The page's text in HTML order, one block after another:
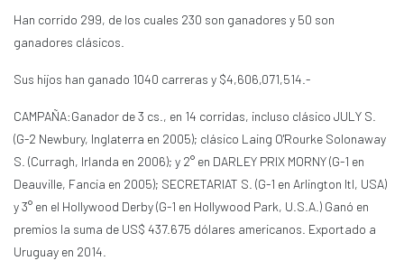
Han corrido 299, de los cuales 230 son ganadores y 50 son
ganadores clásicos.
Sus hijos han ganado 1040 carreras y $4,606,071,514.-
CAMPAÑA:Ganador de 3 cs., en 14 corridas, incluso clásico JULY S.
(G-2 Newbury, Inglaterra en 2005); clásico Laing O'Rourke Solonaway
S. (Curragh, Irlanda en 2006); y 2° en DARLEY PRIX MORNY (G-1 en
Deauville, Fancia en 2005); SECRETARIAT S. (G-1 en Arlington Itl, USA)
y 3° en el Hollywood Derby (G-1 en Hollywood Park, U.S.A.) Ganó en
premios la suma de US$ 437.675 dólares americanos. Exportado a
Uruguay en 2014.